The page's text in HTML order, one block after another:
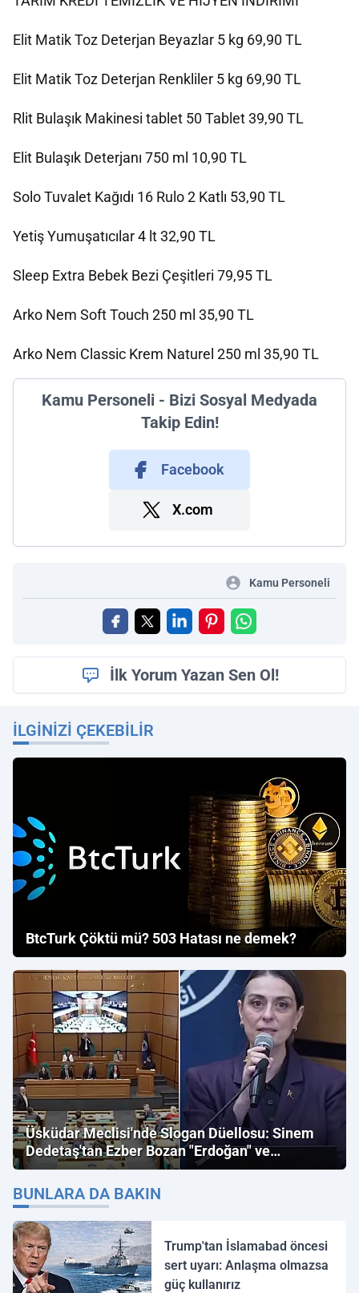
Elit Matik Toz Deterjan Beyazlar 5 kg 69,90 TL
Elit Matik Toz Deterjan Renkliler 5 kg 69,90 TL
Rlit Bulaşık Makinesi tablet 50 Tablet 39,90 TL
Elit Bulaşık Deterjanı 750 ml 10,90 TL
Solo Tuvalet Kağıdı 16 Rulo 2 Katlı 53,90 TL
Yetiş Yumuşatıcılar 4 lt 32,90 TL
Sleep Extra Bebek Bezi Çeşitleri 79,95 TL
Arko Nem Soft Touch 250 ml 35,90 TL
Arko Nem Classic Krem Naturel 250 ml 35,90 TL
Kamu Personeli - Bizi Sosyal Medyada
Takip Edin!
Facebook
X.com
Kamu Personeli
İlk Yorum Yazan Sen Ol!
İLGINIZI ÇEKEBILIR
BtcTurk Çöktü mü? 503 Hatası ne demek?
Üsküdar Meclisi'nde Slogan Düellosu: Sinem
Dedetaş'tan Ezber Bozan "Erdoğan" ve
"İmamoğlu" Çıkışı!
BUNLARA DA BAKIN
Trump'tan İslamabad öncesi
sert uyarı: Anlaşma olmazsa
güç kullanırız